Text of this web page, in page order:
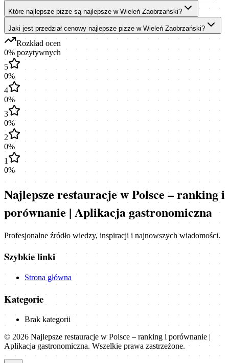
Które najlepsze pizze są najlepsze w Wieleń Zaobrzański?
Jaki jest przedział cenowy najlepsze pizze w Wieleń Zaobrzański?
Rozkład ocen
0% pozytywnych
5
0%
4
0%
3
0%
2
0%
1
0%
Najlepsze restauracje w Polsce – ranking i
porównanie | Aplikacja gastronomiczna
Profesjonalne źródło wiedzy, inspiracji i najnowszych wiadomości.
Szybkie linki
Strona główna
Kategorie
Brak kategorii
© 2026 Najlepsze restauracje w Polsce – ranking i porównanie |
Aplikacja gastronomiczna. Wszelkie prawa zastrzeżone.